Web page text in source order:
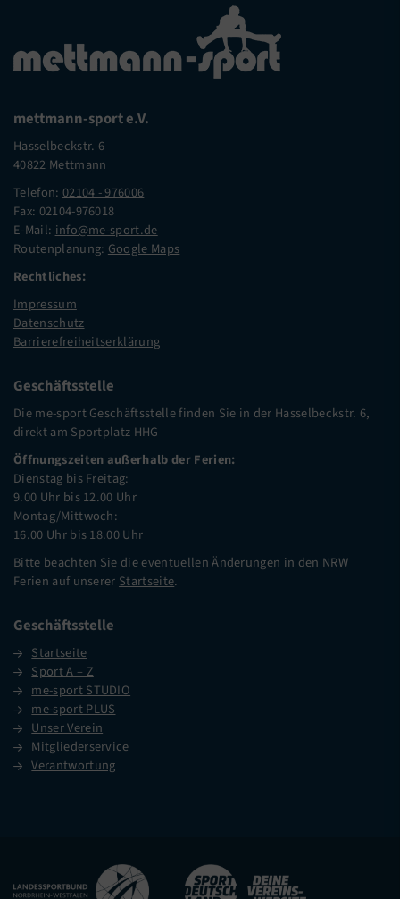
mettmann-sport e.V.
Hasselbeckstr. 6
40822 Mettmann
Telefon: 02104 - 976006
Fax: 02104-976018
E-Mail: info@me-sport.de
Routenplanung: Google Maps
Rechtliches:
Impressum
Datenschutz
Barrierefreiheitserklärung
Geschäftsstelle
Die me-sport Geschäftsstelle finden Sie in der Hasselbeckstr. 6,
direkt am Sportplatz HHG
Öffnungszeiten außerhalb der Ferien:
Dienstag bis Freitag:
9.00 Uhr bis 12.00 Uhr
Montag/Mittwoch:
16.00 Uhr bis 18.00 Uhr
Bitte beachten Sie die eventuellen Änderungen in den NRW
Ferien auf unserer Startseite.
Geschäftsstelle
Startseite
Sport A – Z
me-sport STUDIO
me-sport PLUS
Unser Verein
Mitgliederservice
Verantwortung